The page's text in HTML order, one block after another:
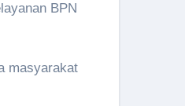
BPN
masyarakat